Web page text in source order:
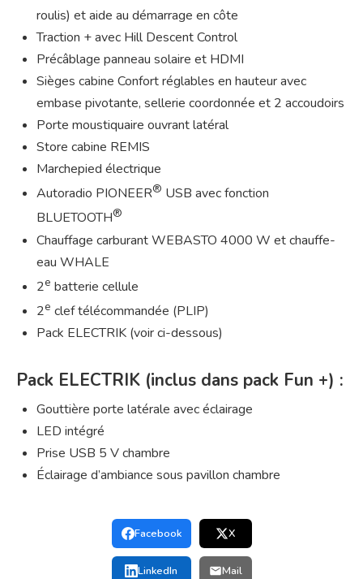
roulis) et aide au démarrage en côte
Traction + avec Hill Descent Control
Précâblage panneau solaire et HDMI
Sièges cabine Confort réglables en hauteur avec
embase pivotante, sellerie coordonnée et 2 accoudoirs
Porte moustiquaire ouvrant latéral
Store cabine REMIS
Marchepied électrique
Autoradio PIONEER® USB avec fonction
BLUETOOTH®
Chauffage carburant WEBASTO 4000 W et chauffe-
eau WHALE
2e batterie cellule
2e clef télécommandée (PLIP)
Pack ELECTRIK (voir ci-dessous)
Pack ELECTRIK (inclus dans pack Fun +) :
Gouttière porte latérale avec éclairage
LED intégré
Prise USB 5 V chambre
Éclairage d’ambiance sous pavillon chambre
Facebook X
LinkedIn Mail